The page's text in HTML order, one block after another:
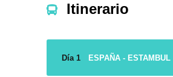
Itinerario
Día 1 ESPAÑA - ESTAMBUL